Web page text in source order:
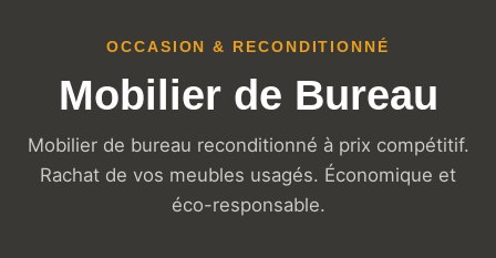
OCCASION & RECONDITIONNÉ
Mobilier de Bureau
Mobilier de bureau reconditionné à prix compétitif.
Rachat de vos meubles usagés. Économique et
éco-responsable.